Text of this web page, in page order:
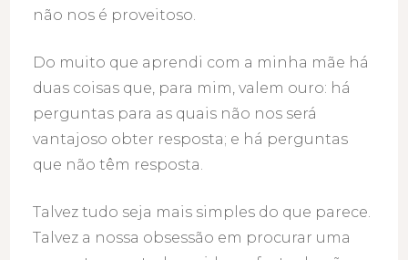
não nos é proveitoso.
Do muito que aprendi com a minha mãe há
duas coisas que, para mim, valem ouro: há
perguntas para as quais não nos será
vantajoso obter resposta; e há perguntas
que não têm resposta.
Talvez tudo seja mais simples do que parece.
Talvez a nossa obsessão em procurar uma